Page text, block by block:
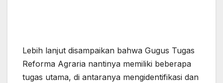
Lebih lanjut disampaikan bahwa Gugus Tugas
Reforma Agraria nantinya memiliki beberapa
tugas utama, di antaranya mengidentifikasi dan